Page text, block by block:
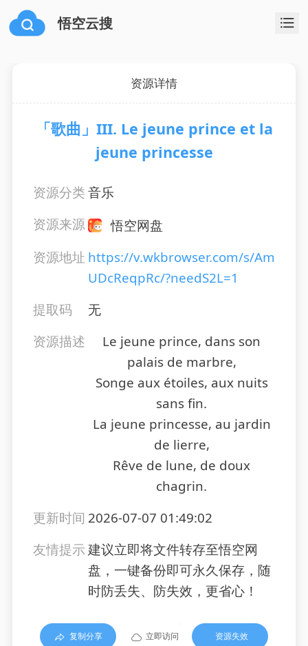
悟空云搜
资源详情
「歌曲」III. Le jeune prince et la
jeune princesse
资源分类音乐
资源来源
悟空网盘
资源地址 https://v.wkbrowser.com/s/Am
UDcReqpRc/?needS2L=1
提取码
无
资源描述
Le jeune prince, dans son
palais de marbre,
Songe aux étoiles, aux nuits
sans fin.
La jeune princesse, au jardin
de lierre,
Rêve de lune, de doux
chagrin.
更新时间 2026-07-07 01:49:02
友情提示建议立即将文件转存至悟空网
盘，一键备份即可永久保存，随
时防丢失、防失效，更省心！
复制分享 立即访问 资源失效